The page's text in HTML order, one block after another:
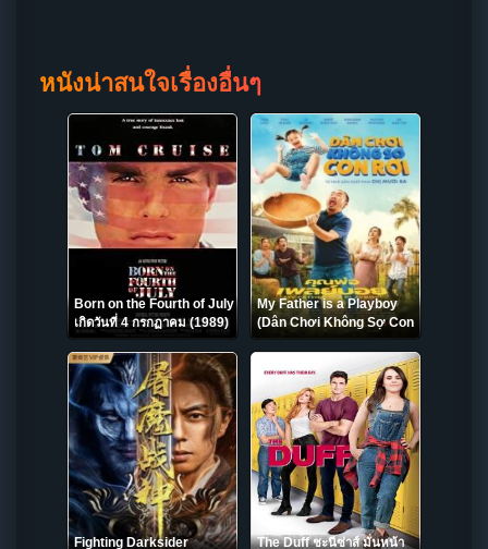
หนังน่าสนใจเรื่องอื่นๆ
Born on the Fourth of July
เกิดวันที่ 4 กรกฏาคม (1989)
My Father is a Playboy
(Dân Chơi Không Sợ Con
Rơi) คุณพ่อเพลย์บอย (2022)
Fighting Darksider
The Duff ชะนีซ่าส์ มั่นหน้า